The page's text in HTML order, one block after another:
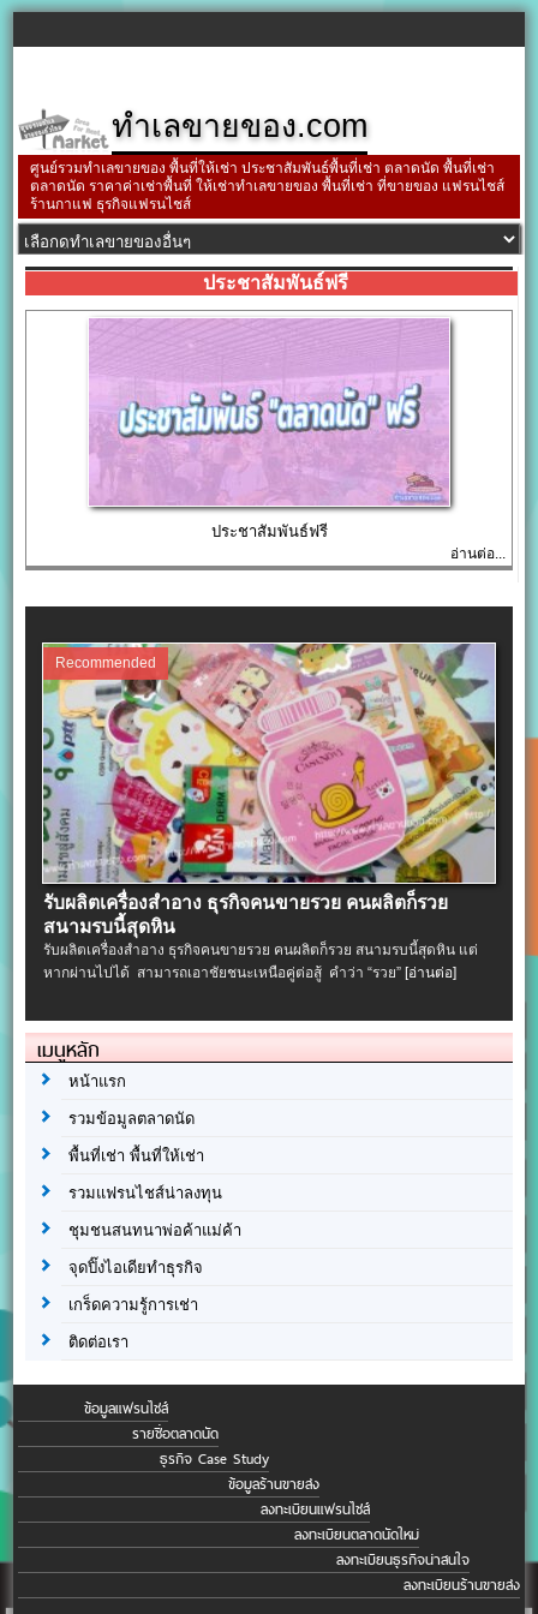
ทำเลขายของ.com
ศูนย์รวมทำเลขายของ พื้นที่ให้เช่า ประชาสัมพันธ์พื้นที่เช่า ตลาดนัด พื้นที่เช่า
ตลาดนัด ราคาค่าเช่าพื้นที่ ให้เช่าทำเลขายของ พื้นที่เช่า ที่ขายของ แฟรนไชส์
ร้านกาแฟ ธุรกิจแฟรนไชส์
ประชาสัมพันธ์ฟรี
ประชาสัมพันธ์ฟรี
อ่านต่อ...
Recommended
รับผลิตเครื่องสําอาง ธุรกิจคนขายรวย คนผลิตก็รวย
สนามรบนี้สุดหิน
รับผลิตเครื่องสําอาง ธุรกิจคนขายรวย คนผลิตก็รวย สนามรบนี้สุดหิน แต่
หากผ่านไปได้ สามารถเอาชัยชนะเหนือคู่ต่อสู้ คำว่า “รวย”[อ่านต่อ]
เมนูหลัก
หน้าแรก
รวมข้อมูลตลาดนัด
พื้นที่เช่า พื้นที่ให้เช่า
รวมแฟรนไชส์น่าลงทุน
ชุมชนสนทนาพ่อค้าแม่ค้า
จุดปิ๊งไอเดียทำธุรกิจ
เกร็ดความรู้การเช่า
ติดต่อเรา
ข้อมูลแฟรนไชส์
รายชื่อตลาดนัด
ธุรกิจ Case Study
ข้อมูลร้านขายส่ง
ลงทะเบียนแฟรนไชส์
ลงทะเบียนตลาดนัดใหม่
ลงทะเบียนธุรกิจน่าสนใจ
ลงทะเบียนร้านขายส่ง